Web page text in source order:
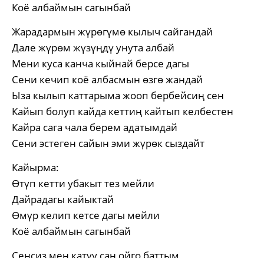
Коё албаймын сагынбай
Жарадармын жүрөгүмө кылыч сайгандай
Дале жүрөм жүзүңдү унута албай
Мени куса канча кыйнай берсе дагы
Сени кечип коё албасмын өзгө жандай
Ыза кылып каттарыма жооп бербейсиң сен
Кайып болуп кайда кеттиң кайтып келбестен
Кайра сага чала берем адатымдай
Сени эстеген сайын эми жүрөк сыздайт
Кайырма:
Өтүп кетти убакыт тез мейли
Дайрадагы кайыктай
Өмүр келип кетсе дагы мейли
Коё албаймын сагынбай